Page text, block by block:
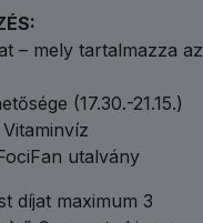
– mely tartalmazza az
(17.30.-21.15.)
utalvány
díjat maximum 3